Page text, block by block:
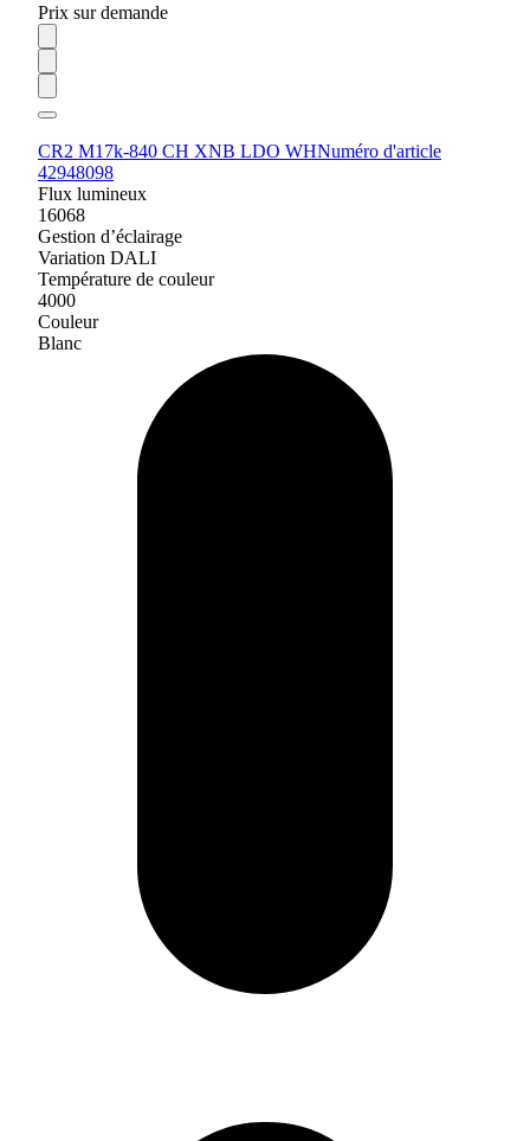
Prix sur demande
CR2 M17k-840 CH XNB LDO WHNuméro d'article
42948098
Flux lumineux
16068
Gestion d’éclairage
Variation DALI
Température de couleur
4000
Couleur
Blanc